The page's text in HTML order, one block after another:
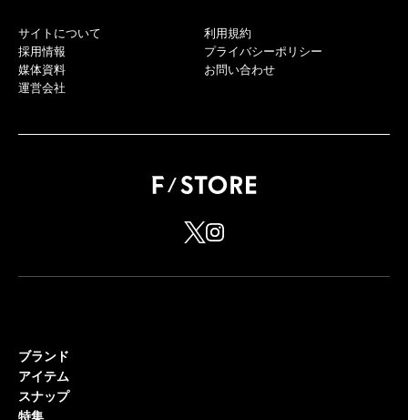
サイトについて
採用情報
媒体資料
運営会社
利用規約
プライバシーポリシー
お問い合わせ
ブランド
アイテム
スナップ
特集